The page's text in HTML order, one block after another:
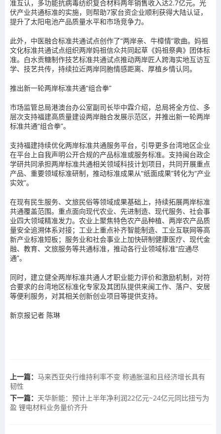
准互认，多功能抗病毒纺织复合材料两年销售收入达2.7亿元。光
伏产业共通标准的实施，则帮助7家台资企业顺利获得大陆认证，
提升了太阳电池产品质量水平和市场竞争力。
此外，中医融合标准共通试点创作了“两岸亲、牛樟情”歌曲。妈祖
文化标准共通试点组织两岸妈祖信众共同起草《妈祖祭典》团体标
准。白水贡糖制作技艺标准共通试点推动两岸匠人跨海实地互访互
学、技艺共传，持续拉近两岸同胞情感距离、厚植乡情认同。
推出新一轮两岸标准共通“组合拳”
市场监管总局港澳台办公室副司长毕中霖介绍，总局将全方位、多
层次支持福建高质量建设两岸融合发展示范区，并推出新一轮两岸
标准共通“组合拳”。
支持福建持续优化两岸标准共通服务平台，引导更多台湾地区企业
在平台上自我声明公开合规的产品标准或服务标准。支持闽台政企
学研共同承担两岸标准共通相关领域科技计划项目，共同开展重点
产品、重要领域标准研制，推动标准成果从“纸面成果”转化为“产业
实效”。
在现有民生服务、文旅民俗等领域成果基础上，持续拓展两岸标准
共通覆盖范围。重点面向现代农业、先进制造、现代服务、社会事
业四大领域精准发力。农业上聚焦特色农产品种植、两岸农产品质
量安全追溯体系对接；工业上重点补齐智能制造、工业互联网等高
新产业标准短板；服务业和社会事业上加快研制健康医疗、现代金
融、教育、文旅服务等共通标准，推动各行业领域标准“应通尽
通”。
同时，建立健全两岸标准共通人才职业能力评价和激励机制，对符
合要求的台湾地区标准化专家及其团队提供来闽工作、落户、安居
等便利服务，对其相关创新创业项目等提供支持。
新京报记者 陈琳
上一篇： 马来西亚央行维持利率不变 称通胀温和且经济增长具有
韧性
下一篇： 天华新能：预计上半年净利润22亿元~24亿元同比扭亏为
盈 锂电材料业务量价齐升